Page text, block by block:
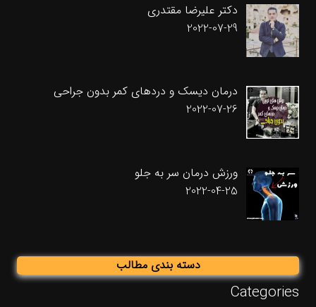
دکتر علیرضا مقتدری
2022-07-29
درمان دیسک و دردهای کمر بدون جراحی
2022-07-26
ورزش درمان سر به جلو
2022-04-25
دسته بندی مطالب
Categories